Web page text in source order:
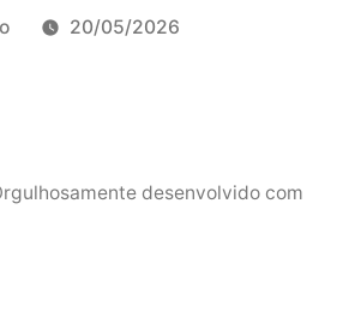
20/05/2026
desenvolvido com